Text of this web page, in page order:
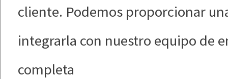
cliente. Podemos proporcionar
integrarla con nuestro equipo de
completa